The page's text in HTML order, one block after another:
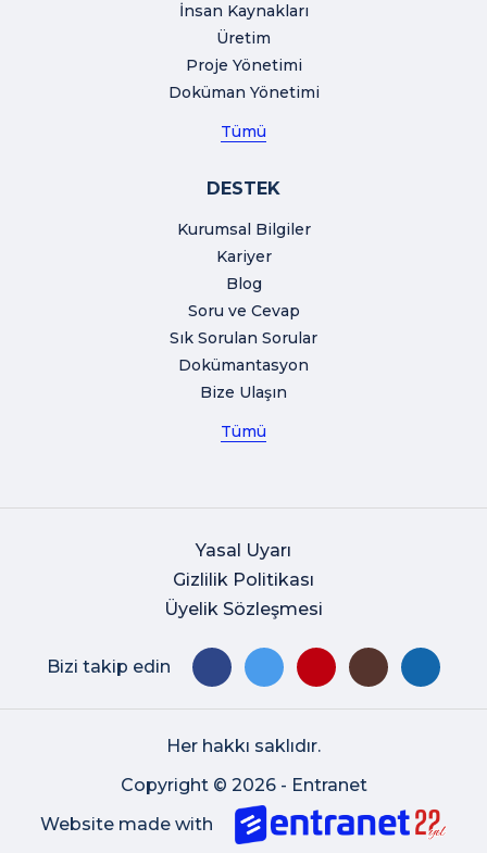
İnsan Kaynakları
Üretim
Proje Yönetimi
Doküman Yönetimi
Tümü
DESTEK
Kurumsal Bilgiler
Kariyer
Blog
Soru ve Cevap
Sık Sorulan Sorular
Dokümantasyon
Bize Ulaşın
Tümü
Yasal Uyarı
Gizlilik Politikası
Üyelik Sözleşmesi
Bizi takip edin
Her hakkı saklıdır.
Copyright © 2026 - Entranet
Website made with